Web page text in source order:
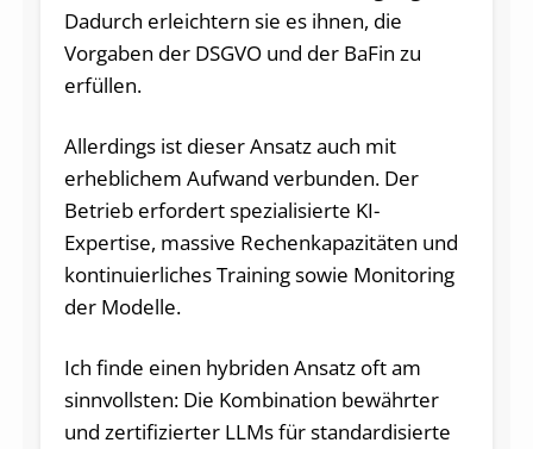
Dadurch erleichtern sie es ihnen, die
Vorgaben der DSGVO und der BaFin zu
erfüllen.
Allerdings ist dieser Ansatz auch mit
erheblichem Aufwand verbunden. Der
Betrieb erfordert spezialisierte KI-
Expertise, massive Rechenkapazitäten und
kontinuierliches Training sowie Monitoring
der Modelle.
Ich finde einen hybriden Ansatz oft am
sinnvollsten: Die Kombination bewährter
und zertifizierter LLMs für standardisierte